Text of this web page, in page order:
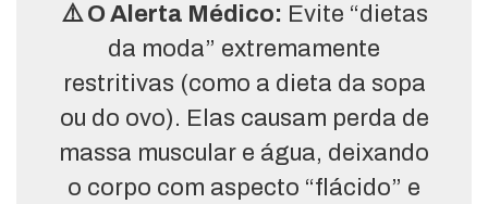
⚠️ O Alerta Médico: Evite “dietas
da moda” extremamente
restritivas (como a dieta da sopa
ou do ovo). Elas causam perda de
massa muscular e água, deixando
o corpo com aspecto “flácido” e